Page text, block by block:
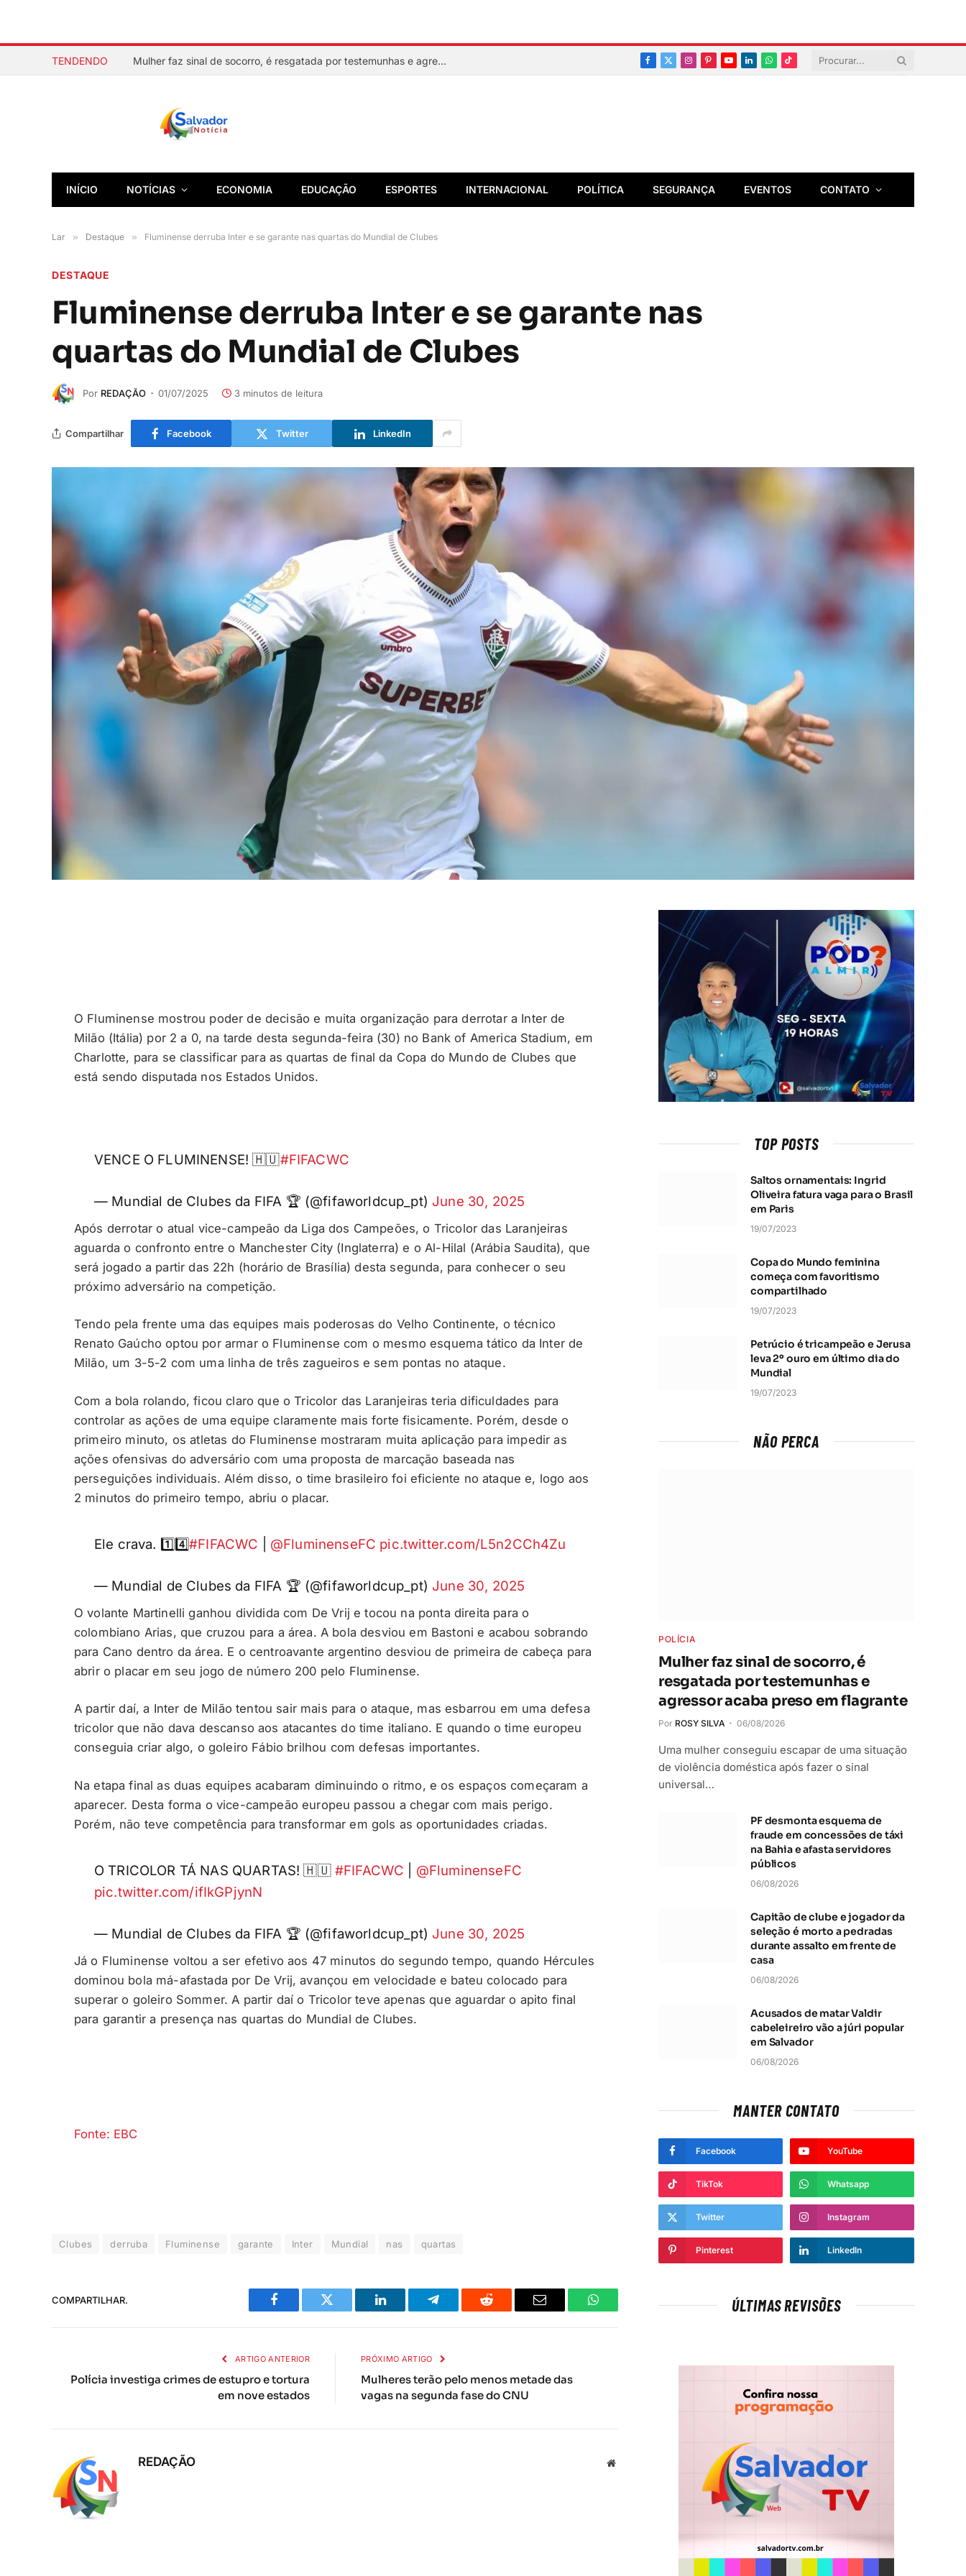
TENDENDO Mulher faz sinal de socorro, é resgatada por testemunhas e agressor acaba preso em flagrante
Facebook
X
Instagram
PinterestYouTubeLinkedInWhatsapp
TikTok
INÍCIO NOTÍCIAS ECONOMIA EDUCAÇÃO ESPORTES INTERNACIONAL POLÍTICA SEGURANÇA EVENTOS CONTATO
Lar » Destaque » Fluminense derruba Inter e se garante nas quartas do Mundial de Clubes
DESTAQUE
Fluminense derruba Inter e se garante nas
quartas do Mundial de Clubes
Por REDAÇÃO 01/07/2025 3 minutos de leitura
Compartilhar Facebook Twitter LinkedIn
O Fluminense mostrou poder de decisão e muita organização para derrotar a Inter de
Milão (Itália) por 2 a 0, na tarde desta segunda-feira (30) no Bank of America Stadium, em
Charlotte, para se classificar para as quartas de final da Copa do Mundo de Clubes que
está sendo disputada nos Estados Unidos.
VENCE O FLUMINENSE! 🇭🇺#FIFACWC
— Mundial de Clubes da FIFA 🏆 (@fifaworldcup_pt) June 30, 2025
Após derrotar o atual vice-campeão da Liga dos Campeões, o Tricolor das Laranjeiras
aguarda o confronto entre o Manchester City (Inglaterra) e o Al-Hilal (Arábia Saudita), que
será jogado a partir das 22h (horário de Brasília) desta segunda, para conhecer o seu
próximo adversário na competição.
Tendo pela frente uma das equipes mais poderosas do Velho Continente, o técnico
Renato Gaúcho optou por armar o Fluminense com o mesmo esquema tático da Inter de
Milão, um 3-5-2 com uma linha de três zagueiros e sem pontas no ataque.
Com a bola rolando, ficou claro que o Tricolor das Laranjeiras teria dificuldades para
controlar as ações de uma equipe claramente mais forte fisicamente. Porém, desde o
primeiro minuto, os atletas do Fluminense mostraram muita aplicação para impedir as
ações ofensivas do adversário com uma proposta de marcação baseada nas
perseguições individuais. Além disso, o time brasileiro foi eficiente no ataque e, logo aos
2 minutos do primeiro tempo, abriu o placar.
Ele crava. 1️⃣4️⃣#FIFACWC @FluminenseFC pic.twitter.com/L5n2CCh4Zu
— Mundial de Clubes da FIFA 🏆 (@fifaworldcup_pt) June 30, 2025
O volante Martinelli ganhou dividida com De Vrij e tocou na ponta direita para o
colombiano Arias, que cruzou para a área. A bola desviou em Bastoni e acabou sobrando
para Cano dentro da área. E o centroavante argentino desviou de primeira de cabeça para
abrir o placar em seu jogo de número 200 pelo Fluminense.
A partir daí, a Inter de Milão tentou sair mais para o ataque, mas esbarrou em uma defesa
tricolor que não dava descanso aos atacantes do time italiano. E quando o time europeu
conseguia criar algo, o goleiro Fábio brilhou com defesas importantes.
Na etapa final as duas equipes acabaram diminuindo o ritmo, e os espaços começaram a
aparecer. Desta forma o vice-campeão europeu passou a chegar com mais perigo.
Porém, não teve competência para transformar em gols as oportunidades criadas.
O TRICOLOR TÁ NAS QUARTAS! 🇭🇺 #FIFACWC
@FluminenseFC
pic.twitter.com/ifIkGPjynN
— Mundial de Clubes da FIFA 🏆 (@fifaworldcup_pt) June 30, 2025
Já o Fluminense voltou a ser efetivo aos 47 minutos do segundo tempo, quando Hércules
dominou bola má-afastada por De Vrij, avançou em velocidade e bateu colocado para
superar o goleiro Sommer. A partir daí o Tricolor teve apenas que aguardar o apito final
para garantir a presença nas quartas do Mundial de Clubes.
Fonte: EBC
Clubes derruba Fluminense garante Inter Mundial nas quartas
COMPARTILHAR.
Facebook Twitter LinkedIn TelegramaReddit
E-
Whatsapp
ARTIGO ANTERIOR
Polícia investiga crimes de estupro e tortura
em nove estados
PRÓXIMO ARTIGO
Mulheres terão pelo menos metade das
vagas na segunda fase do CNU
REDAÇÃO
Local
TOP POSTS
Saltos ornamentais: Ingrid
Oliveira fatura vaga para o Brasil
em Paris
19/07/2023
Copa do Mundo feminina
começa com favoritismo
compartilhado
19/07/2023
Petrúcio é tricampeão e Jerusa
leva 2º ouro em último dia do
Mundial
19/07/2023
NÃO PERCA
POLÍCIA
Mulher faz sinal de socorro, é
resgatada por testemunhas e
agressor acaba preso em flagrante
Por ROSY SILVA 06/08/2026
Uma mulher conseguiu escapar de uma situação
de violência doméstica após fazer o sinal
universal…
PF desmonta esquema de
fraude em concessões de táxi
na Bahia e afasta servidores
públicos
06/08/2026
Capitão de clube e jogador da
seleção é morto a pedradas
durante assalto em frente de
casa
06/08/2026
Acusados de matar Valdir
cabeleireiro vão a júri popular
em Salvador
06/08/2026
MANTER CONTATO
Facebook YouTube
TikTok Whatsapp
Twitter Instagram
Pinterest LinkedIn
ÚLTIMAS REVISÕES